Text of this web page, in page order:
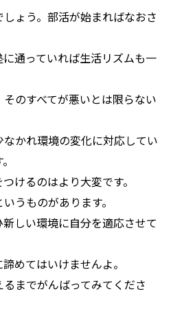
ょう。部活が始まればなおさ
通っていれば生活リズムも一
のすべてが悪いとは限らない
かれ環境の変化に対応してい
けるのはより大変です。
うものがあります。
しい環境に自分を適応させて
めてはいけませんよ。
までがんばってみてくださ